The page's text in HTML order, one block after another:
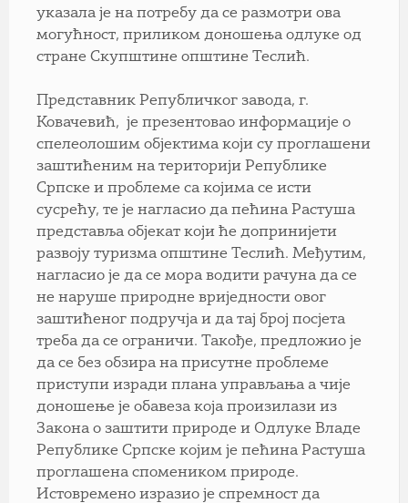
указала је на потребу да се размотри ова
могућност, приликом доношења одлуке од
стране Скупштине општине Теслић.
Представник Републичког завода, г.
Ковачевић, је презентовао информације о
спелеолошим објектима који су проглашени
заштићеним на територији Републике
Српске и проблеме са којима се исти
сусрећу, те је нагласио да пећина Растуша
представља објекат који ће допринијети
развоју туризма општине Теслић. Међутим,
нагласио је да се мора водити рачуна да се
не наруше природне вриједности овог
заштићеног подручја и да тај број посјета
треба да се ограничи. Такође, предложио је
да се без обзира на присутне проблеме
приступи изради плана управљања а чије
доношење је обавеза која произилази из
Закона о заштити природе и Одлуке Владе
Републике Српске којим је пећина Растуша
проглашена спомеником природе.
Истовремено изразио је спремност да